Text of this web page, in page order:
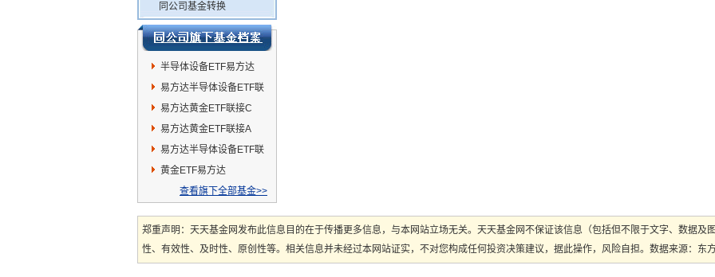
同公司基金转换
半导体设备ETF易方达
易方达半导体设备ETF联
接A
易方达黄金ETF联接C
易方达黄金ETF联接A
易方达半导体设备ETF联
接C
黄金ETF易方达
查看旗下全部基金>>
郑重声明：天天基金网发布此信息目的在于传播更多信息，与本网站立场无关。天天基金网不保证该信息（包括但不限于文字、数据及
性、有效性、及时性、原创性等。相关信息并未经过本网站证实，不对您构成任何投资决策建议，据此操作，风险自担。数据来源：东